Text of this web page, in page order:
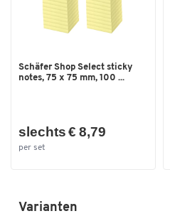
Schäfer Shop Select sticky
notes, 75 x 75 mm, 100 ...
slechts € 8,79
per set
Varianten